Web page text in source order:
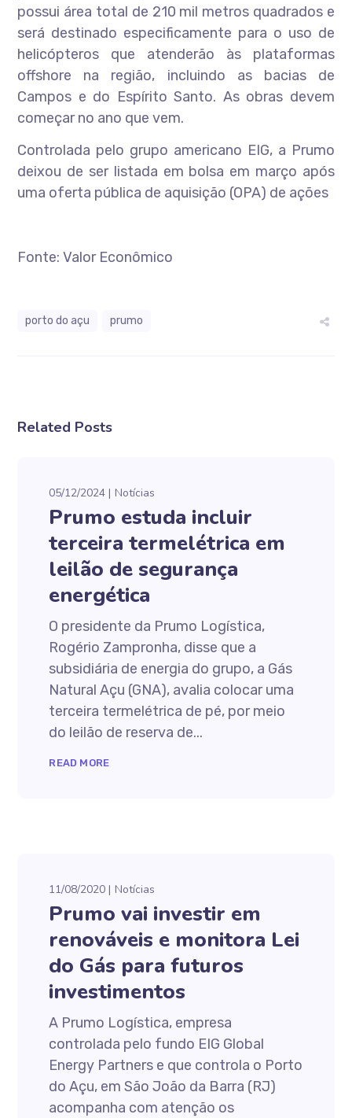
possui área total de 210 mil metros quadrados e
será destinado especificamente para o uso de
helicópteros que atenderão às plataformas
offshore na região, incluindo as bacias de
Campos e do Espírito Santo. As obras devem
começar no ano que vem.
Controlada pelo grupo americano EIG, a Prumo
deixou de ser listada em bolsa em março após
uma oferta pública de aquisição (OPA) de ações
Fonte: Valor Econômico
porto do açu prumo
Related Posts
05/12/2024 Notícias
Prumo estuda incluir
terceira termelétrica em
leilão de segurança
energética
O presidente da Prumo Logística,
Rogério Zampronha, disse que a
subsidiária de energia do grupo, a Gás
Natural Açu (GNA), avalia colocar uma
terceira termelétrica de pé, por meio
do leilão de reserva de...
READ MORE
11/08/2020 Notícias
Prumo vai investir em
renováveis e monitora Lei
do Gás para futuros
investimentos
A Prumo Logística, empresa
controlada pelo fundo EIG Global
Energy Partners e que controla o Porto
do Açu, em São João da Barra (RJ)
acompanha com atenção os